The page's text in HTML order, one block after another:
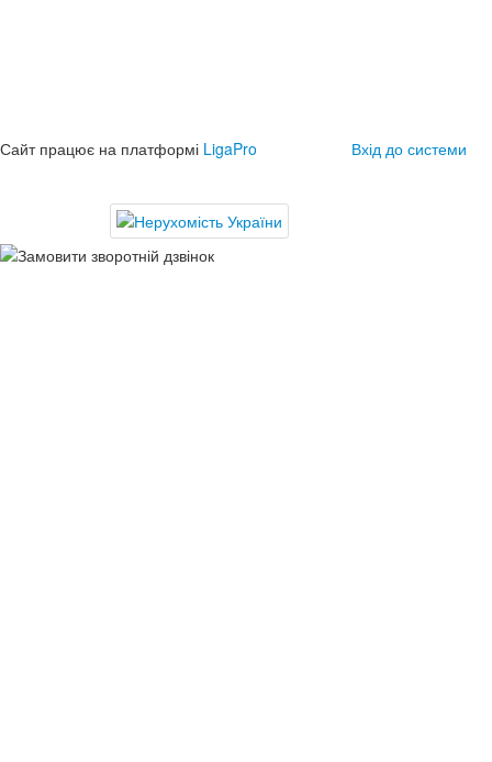
Сайт працює на платформі LigaPro Вхід до системи